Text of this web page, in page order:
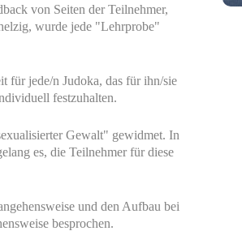
von Seiten der Teilnehmer,
wurde jede "Lehrprobe"
für jede/n Judoka, das für ihn/sie
festzuhalten.
Gewalt" gewidmet. In
es, die Teilnehmer für diese
und den Aufbau bei
besprochen.